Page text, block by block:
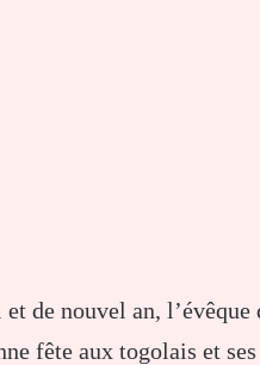
de nouvel an,
fête aux togolais et